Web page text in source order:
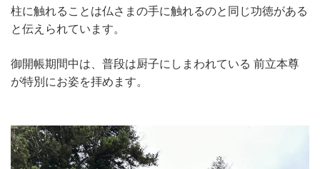
柱に触れることは仏さまの手に触れるのと同じ功徳がある
と伝えられています。
御開帳期間中は、普段は厨子にしまわれている 前立本尊
が特別にお姿を拝めます。